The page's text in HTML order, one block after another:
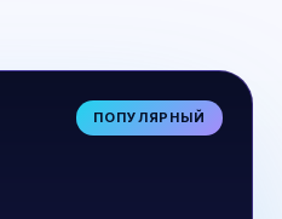
ПОПУЛЯРНЫЙ